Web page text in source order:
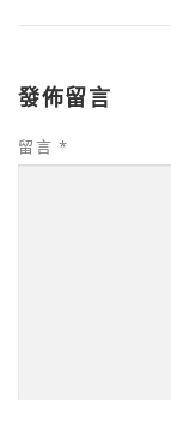
發佈留言
留言 *